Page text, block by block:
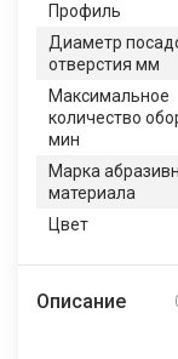
Профиль
Диаметр
отверстия мм
Максимальное
количество
мин
Марка
материала
Цвет
Описание